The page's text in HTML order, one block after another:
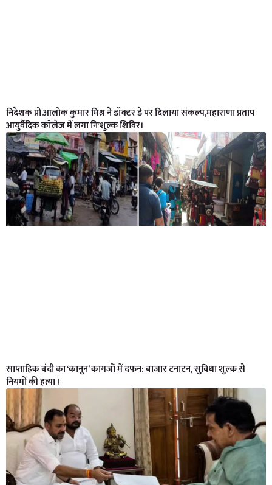
निदेशक प्रो.आलोक कुमार मिश्र ने डॉक्टर डे पर दिलाया संकल्प,महाराणा प्रताप
आयुर्वैदिक कॉलेज में लगा निःशुल्क शिविर।
साप्ताहिक बंदी का ‘कानून’ कागजों में दफन: बाजार टनाटन, सुविधा शुल्क से
नियमों की हत्या !